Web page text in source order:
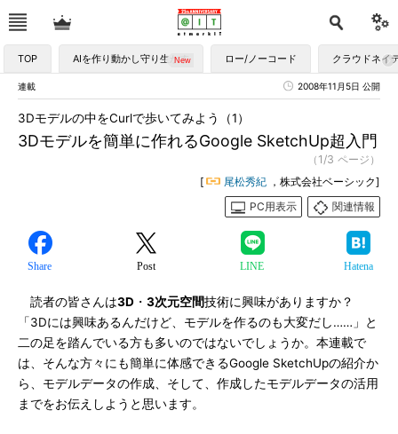
TOP AIを作り動かし守り生かす ロー/ノーコード クラウドネイ
連載 2008年11月5日 公開
3Dモデルを簡単に作れるGoogle SketchUp超入門
3Dモデルの中をCurlで歩いてみよう（1）
（1/3 ページ）
[
尾松秀紀 ，株式会社ベーシック]
PC用表示
関連情報
Share Post LINE Hatena
読者の皆さんは3D ・ 3次元空間技術に興味がありますか？
「3Dには興味あるんだけど、モデルを作るのも大変だし……」と
二の足を踏んでいる方も多いのではないでしょうか。本連載で
は、そんな方々にも簡単に体感できるGoogle SketchUpの紹介か
ら、モデルデータの作成、そして、作成したモデルデータの活用
までをお伝えしようと思います。